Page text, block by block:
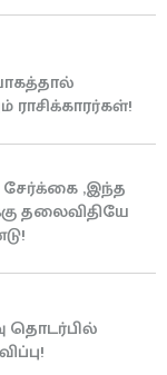
,இந்த
தலைவிதியே
தொடர்பில்